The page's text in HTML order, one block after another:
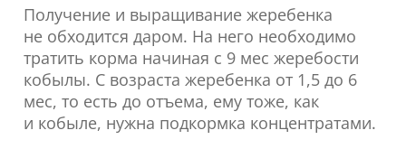
Получение и выращивание жеребенка
не обходится даром. На него необходимо
тратить корма начиная с 9 мес жеребости
кобылы. С возраста жеребенка от 1,5 до 6
мес, то есть до отъема, ему тоже, как
и кобыле, нужна подкормка концентратами.